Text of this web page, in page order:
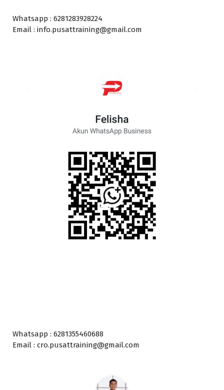
Whatsapp : 6281283928224
Email : info.pusattraining@gmail.com
Whatsapp : 6281355460688
Email : cro.pusattraining@gmail.com